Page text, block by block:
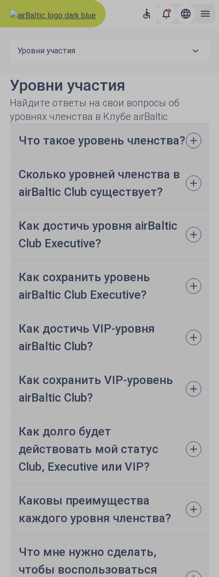
Уровни участия
Уровни участия
Найдите ответы на свои вопросы об
уровнях членства в Клубе airBaltic
Что такое уровень членства?
Сколько уровней членства в
airBaltic Club существует?
Как достичь уровня airBaltic
Club Executive?
Как сохранить уровень
airBaltic Club Executive?
Как достичь VIP-уровня
airBaltic Club?
Как сохранить VIP-уровень
airBaltic Club?
Как долго будет
действовать мой статус
Club, Executive или VIP?
Каковы преимущества
каждого уровня членства?
Что мне нужно сделать,
чтобы воспользоваться